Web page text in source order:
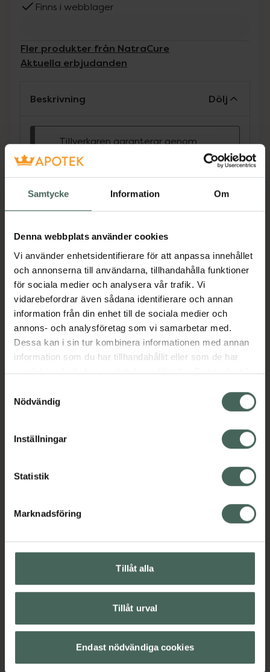
Samtycke Information Om
Denna webbplats använder cookies
Vi använder enhetsidentifierare för att anpassa innehållet
och annonserna till användarna, tillhandahålla funktioner
för sociala medier och analysera vår trafik. Vi
vidarebefordrar även sådana identifierare och annan
information från din enhet till de sociala medier och
annons- och analysföretag som vi samarbetar med.
Dessa kan i sin tur kombinera informationen med annan
information som du har tillhandahållit eller som de har
samlat in när du har använt deras tjänster. Samtycke till
återkalla ditt samtycke via webbplatsens
cookieinställningar. Ett återkallat samtycke påverkar inte
lagligheten av behandling som skett innan återkallelsen.
Nödvändig
Inställningar
Statistik
Marknadsföring
Tillåt alla
Tillåt urval
Endast nödvändiga cookies
Finns i webblager
Fler produkter från NatraCure
Aktuella erbjudanden
Beskrivning Dölj
Tillverkaren garanterar genom
CE-märkning att produkten är
säker att använda och uppfyller
liktornar,förhårdnader och
blåsor.Medicinteknisk produkt.
Jämförpris 46 kr/st
EAN:01220000240131
Kategorier:
FotvårdHänder och fötter
Inlägg och sulor vid hälsporre och andra
fotproblem
Innehåll Visa
Instruktioner Visa
Upptäck flera produkter inom
Inlägg och sulor vid hälsporre och andra
Kronans Apotek finns här för dig. Du hittar oss från Skåne i
syd till Lappland i norr, och online i mobilen och på